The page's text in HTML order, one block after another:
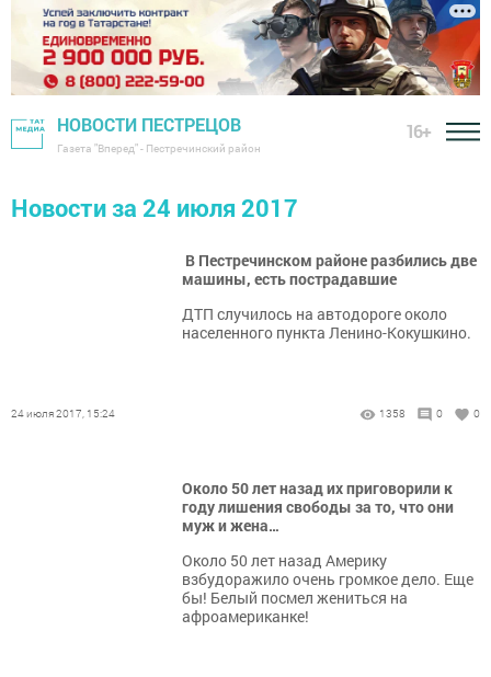
НОВОСТИ ПЕСТРЕЦОВ
Газета "Вперед" - Пестречинский район
16+
Новости за 24 июля 2017
В Пестречинском районе разбились две
машины, есть пострадавшие
ДТП случилось на автодороге около
населенного пункта Ленино-Кокушкино.
24 июля 2017, 15:24 1358 0 0
Около 50 лет назад их приговорили к
году лишения свободы за то, что они
муж и жена…
Около 50 лет назад Америку
взбудоражило очень громкое дело. Еще
бы! Белый посмел жениться на
афроамериканке!